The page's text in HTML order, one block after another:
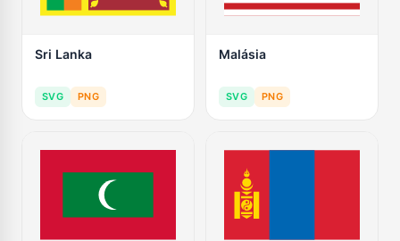
Sri Lanka
SVG PNG
Malásia
SVG PNG